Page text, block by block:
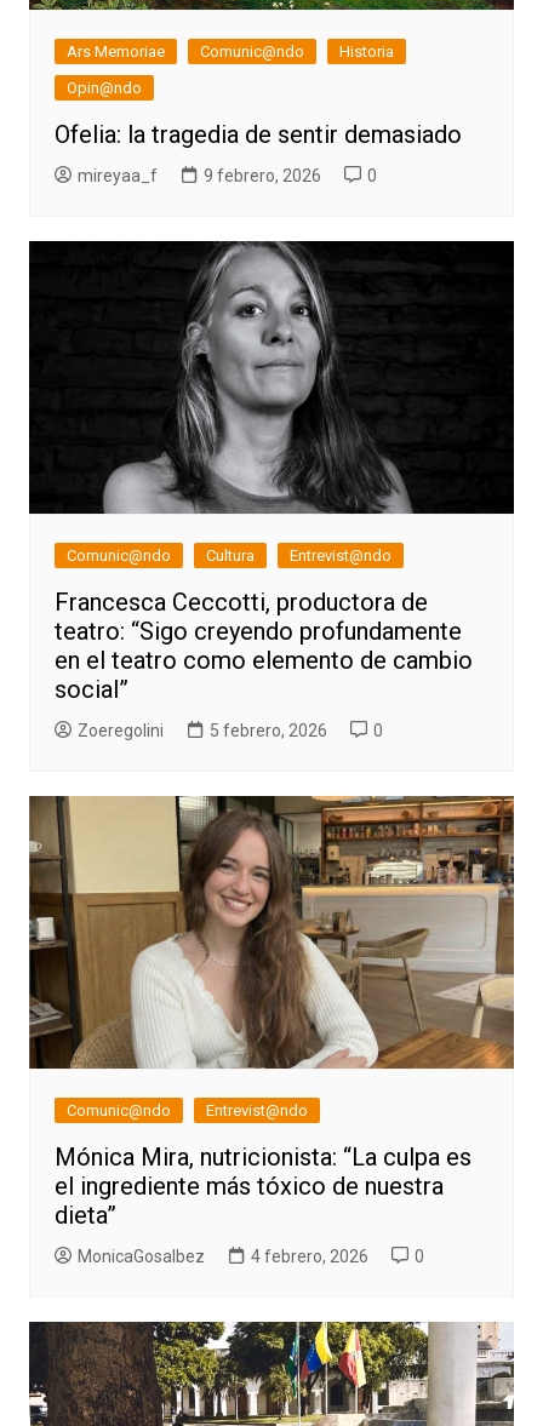
Ars Memoriae Comunic@ndo
Historia
Opin@ndo
Ofelia: la tragedia de sentir demasiado
mireyaa_f 9 febrero, 2026 0
Comunic@ndo Cultura Entrevist@ndo
Francesca Ceccotti, productora de
teatro: “Sigo creyendo profundamente
en el teatro como elemento de cambio
social”
Zoeregolini 5 febrero, 2026 0
Comunic@ndo Entrevist@ndo
Mónica Mira, nutricionista: “La culpa es
el ingrediente más tóxico de nuestra
dieta”
MonicaGosalbez 4 febrero, 2026 0